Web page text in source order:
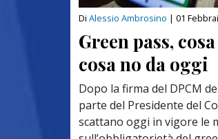
Di Alessio Ambrosino | 01
Green pass,
cosa no da oggi
Dopo la firma del DPCM
parte del Presidente del
scattano oggi in vigore le